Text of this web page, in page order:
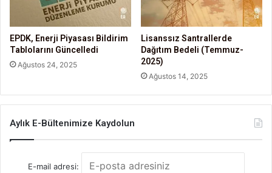
EPDK, Enerji Piyasası Bildirim
Tablolarını Güncelledi
Ağustos 24, 2025
Lisanssız Santrallerde
Dağıtım Bedeli (Temmuz-
2025)
Ağustos 14, 2025
Aylık E-Bültenimize Kaydolun
E-mail adresi: